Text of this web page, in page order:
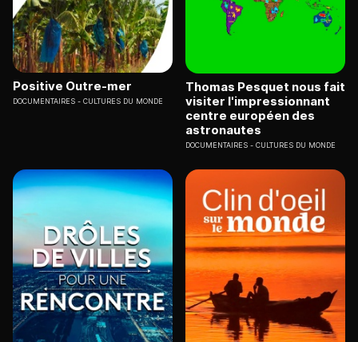
Positive Outre-mer
DOCUMENTAIRES CULTURES DU MONDE
Thomas Pesquet nous fait
visiter l'impressionnant
centre européen des
astronautes
DOCUMENTAIRES CULTURES DU MONDE